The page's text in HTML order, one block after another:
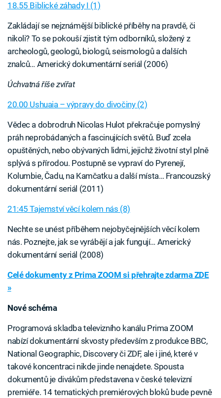
18.55 Biblické záhady I (1)
Zakládají se nejznámější biblické příběhy na pravdě, či
nikoli? To se pokouší zjistit tým odborníků, složený z
archeologů, geologů, biologů, seismologů a dalších
znalců… Americký dokumentární seriál (2006)
Úchvatná říše zvířat
20.00 Ushuaia – výpravy do divočiny (2)
Vědec a dobrodruh Nicolas Hulot překračuje pomyslný
práh neprobádaných a fascinujících světů. Buď zcela
opuštěných, nebo obývaných lidmi, jejichž životní styl plně
splývá s přírodou. Postupně se vypraví do Pyrenejí,
Kolumbie, Čadu, na Kamčatku a další místa… Francouzský
dokumentární seriál (2011)
21:45 Tajemství věcí kolem nás (8)
Nechte se unést příběhem nejobyčejnějších věcí kolem
nás. Poznejte, jak se vyrábějí a jak fungují… Americký
dokumentární seriál (2008)
Celé dokumenty z Prima ZOOM si přehrajte zdarma ZDE
»
Nové schéma
Programová skladba televizního kanálu Prima ZOOM
nabízí dokumentární skvosty především z produkce BBC,
National Geographic, Discovery či ZDF, ale i jiné, které v
takové koncentraci nikde jinde nenajdete. Spousta
dokumentů je divákům představena v české televizní
premiéře. 14 tematických premiérových bloků bude pevně